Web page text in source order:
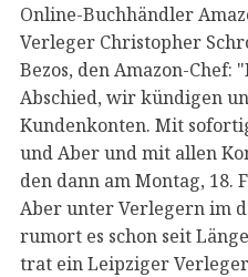
Online-Buchhändler
Verleger Christopher
Bezos, den Amazon-
Abschied, wir kündigen
Kundenkonten. Mit
und Aber und mit allen
den dann am Montag, 18.
Aber unter Verlegern im
rumort es schon seit
trat ein Leipziger